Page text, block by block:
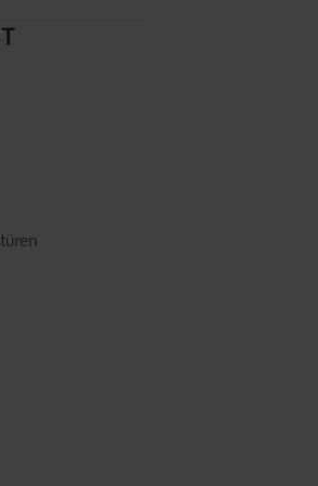
erklären Sie sich freiwillig damit einverstanden, dass
um Ihre Anfrage zu bearbeiten. Sie können